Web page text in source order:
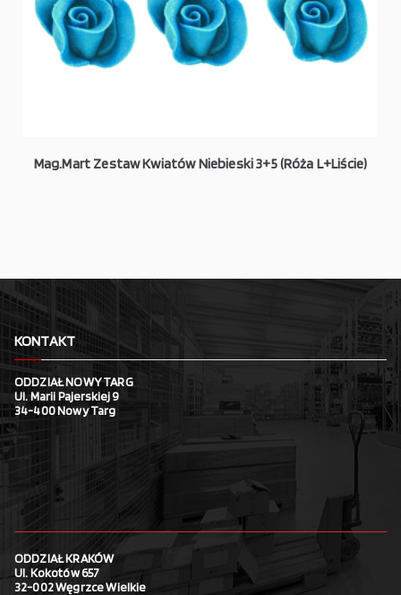
Mag.Mart Zestaw Kwiatów Niebieski 3+5 (Róża L+Liście)
KONTAKT
ODDZIAŁ NOWY TARG
Ul. Marii Pajerskiej 9
34-400 Nowy Targ
ODDZIAŁ KRAKÓW
Ul. Kokotów 657
32-002 Węgrzce Wielkie